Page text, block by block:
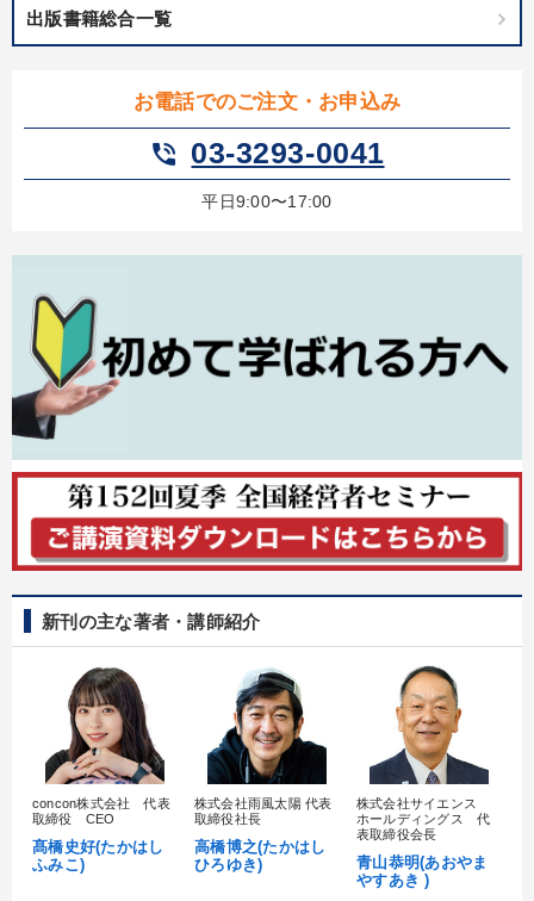
出版書籍総合一覧
お電話でのご注文・お申込み
phone_in_talk 03-3293-0041
平日9:00〜17:00
新刊の主な著者・講師紹介
concon株式会社 代表
取締役 CEO
髙橋史好(たかはし
ふみこ)
株式会社雨風太陽 代表
取締役社長
高橋博之(たかはし
ひろゆき)
株式会社サイエンス
ホールディングス 代
表取締役会長
青山恭明(あおやま
やすあき )